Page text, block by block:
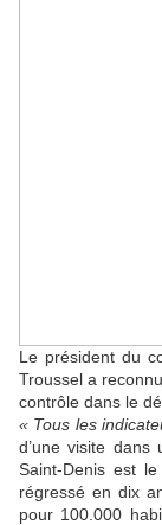
Le président du
Troussel a
contrôle dans le
« Tous les
d’une visite
Saint-Denis est
régressé en dix
pour 100.000